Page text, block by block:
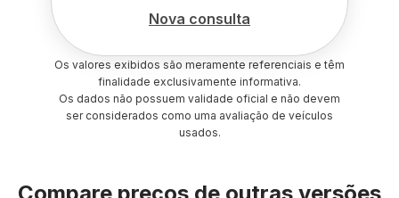
Nova consulta
Os valores exibidos são meramente referenciais e têm
finalidade exclusivamente informativa.
Os dados não possuem validade oficial e não devem
ser considerados como uma avaliação de veículos
usados.